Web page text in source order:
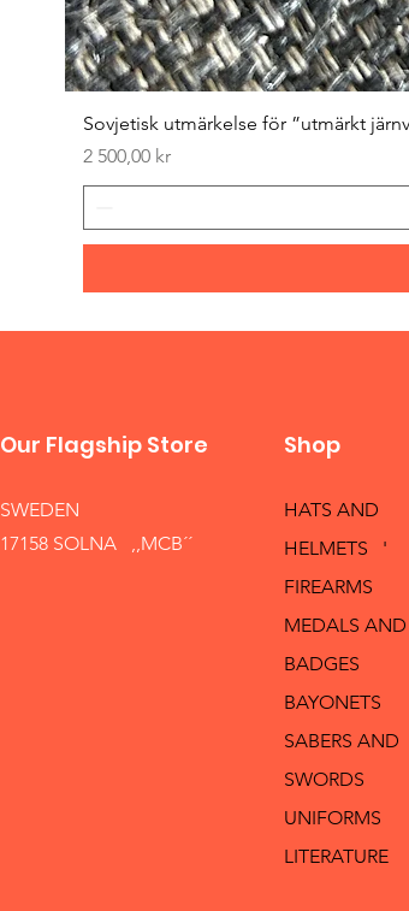
Sovjetisk utmärkelse för ”utmärkt
Pris
2 500,00 kr
Our Flagship Store
SWEDEN
17158 SOLNA ,,MCB´´
Shop
HATS AND
HELMETS '
FIREARMS
MEDALS AND
BADGES
BAYONETS
SABERS AND
SWORDS
UNIFORMS
LITERATURE